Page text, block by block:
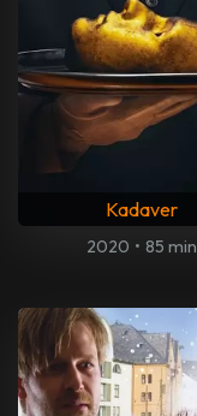
Kadaver
2020 • 85 min